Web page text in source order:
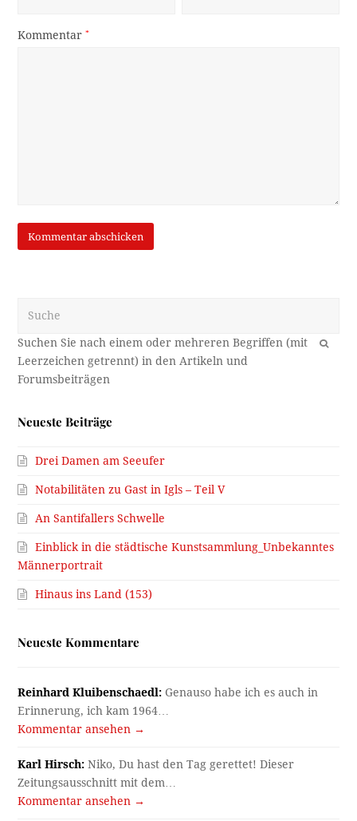
Kommentar*
OK
Neueste Beiträge
Drei Damen am Seeufer
Notabilitäten zu Gast in Igls – Teil V
An Santifallers Schwelle
Einblick in die städtische Kunstsammlung_Unbekanntes
Männerportrait
Hinaus ins Land (153)
Neueste Kommentare
Reinhard Kluibenschaedl: Genauso habe ich es auch in
Erinnerung, ich kam 1964…
Kommentar ansehen →
Karl Hirsch: Niko, Du hast den Tag gerettet! Dieser
Zeitungsausschnitt mit dem…
Kommentar ansehen →